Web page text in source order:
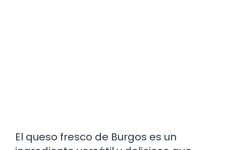
El queso fresco de Burgos es un